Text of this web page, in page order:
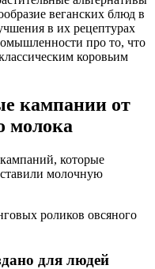
веганских блюд в
в их рецептурах
про то, что
коровьим
кампании от
молока
которые
молочную
роликов овсяного
для людей